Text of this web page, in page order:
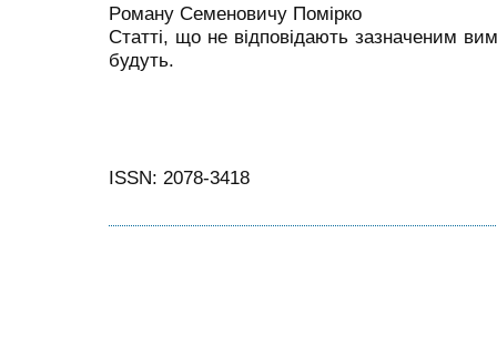
Роману Семеновичу Помірко
Статті, що не відповідають зазначеним
будуть.
ISSN: 2078-3418